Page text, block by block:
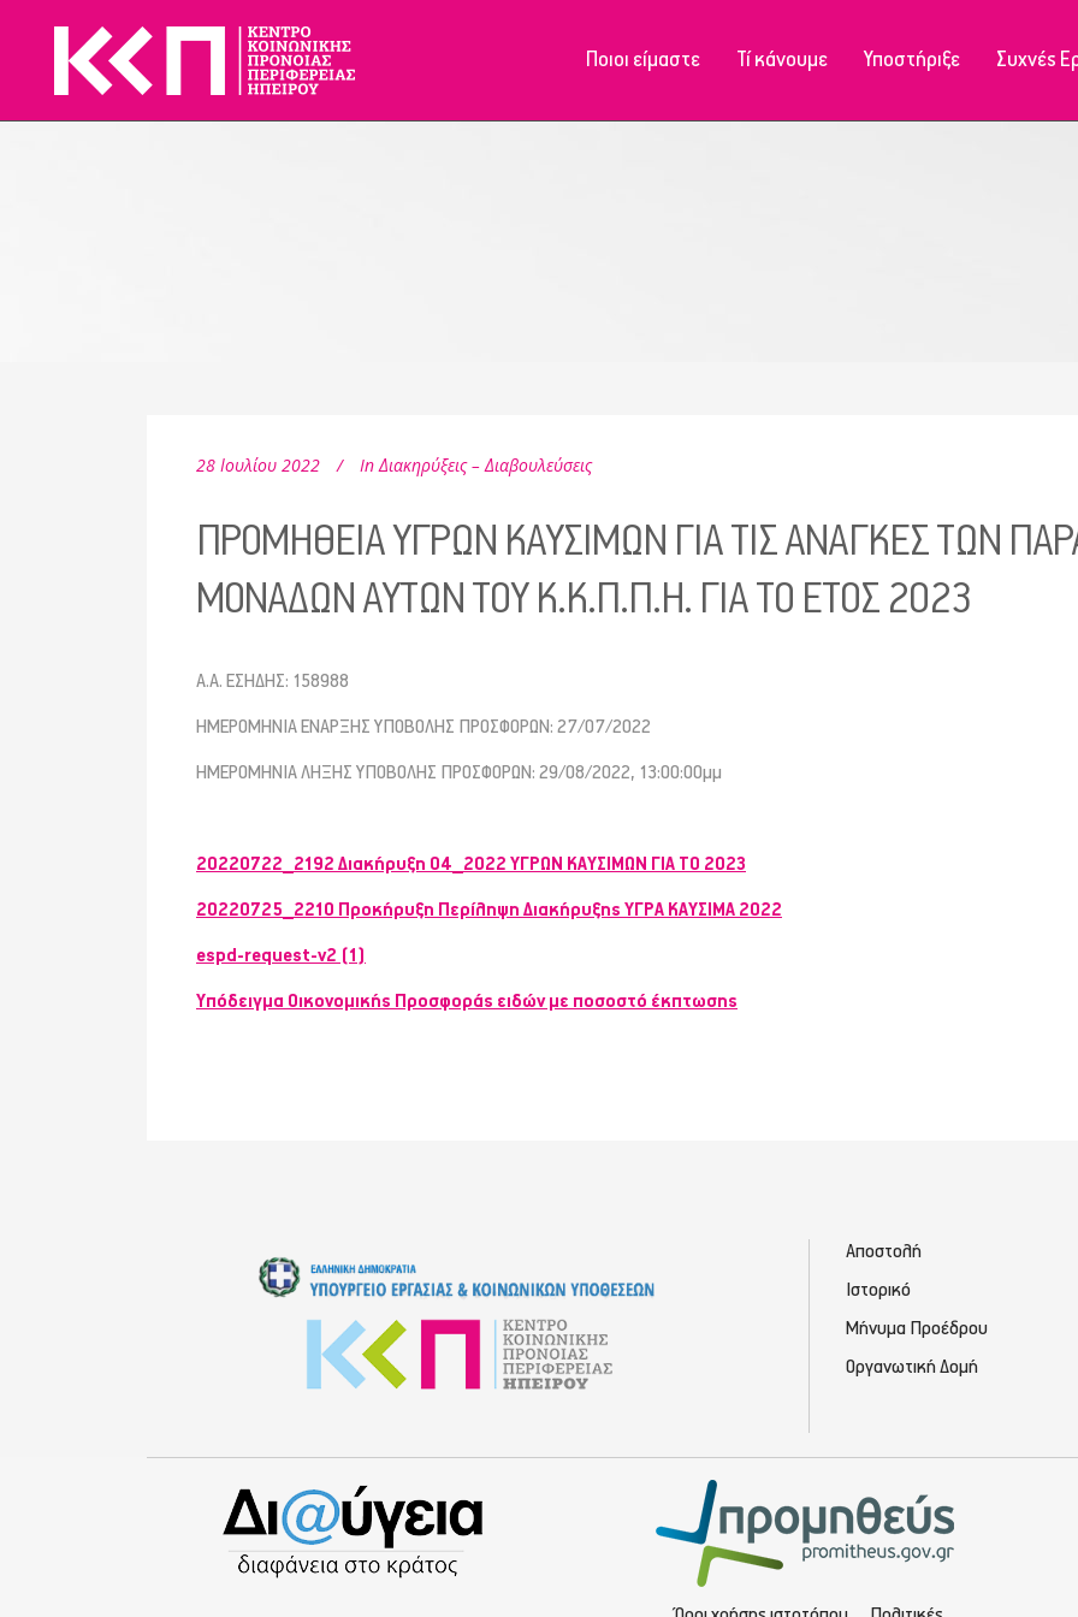
Ποιοι είμαστε Τί κάνουμε Υποστήριξε Συχνές
28 Ιουλίου 2022 In Διακηρύξεις – Διαβουλεύσεις
ΠΡΟΜΗΘΕΙΑ ΥΓΡΩΝ ΚΑΥΣΙΜΩΝ ΓΙΑ ΤΙΣ ΑΝΑΓΚΕΣ ΤΩΝ
ΜΟΝΑΔΩΝ ΑΥΤΩΝ ΤΟΥ Κ.Κ.Π.Π.Η. ΓΙΑ ΤΟ ΕΤΟΣ 2023
Α.Α. ΕΣΗΔΗΣ: 158988
ΗΜΕΡΟΜΗΝΙΑ ΕΝΑΡΞΗΣ ΥΠΟΒΟΛΗΣ ΠΡΟΣΦΟΡΩΝ: 27/07/2022
ΗΜΕΡΟΜΗΝΙΑ ΛΗΞΗΣ ΥΠΟΒΟΛΗΣ ΠΡΟΣΦΟΡΩΝ: 29/08/2022, 13:00:00μμ
20220722_2192 Διακήρυξη 04_2022 ΥΓΡΩΝ ΚΑΥΣΙΜΩΝ ΓΙΑ ΤΟ 2023
20220725_2210 Προκήρυξη Περίληψη Διακήρυξης ΥΓΡΑ ΚΑΥΣΙΜΑ 2022
espd-request-v2 (1)
Υπόδειγμα Οικονομικής Προσφοράς ειδών με ποσοστό έκπτωσης
Αποστολή
Ιστορικό
Μήνυμα Προέδρου
Οργανωτική Δομή